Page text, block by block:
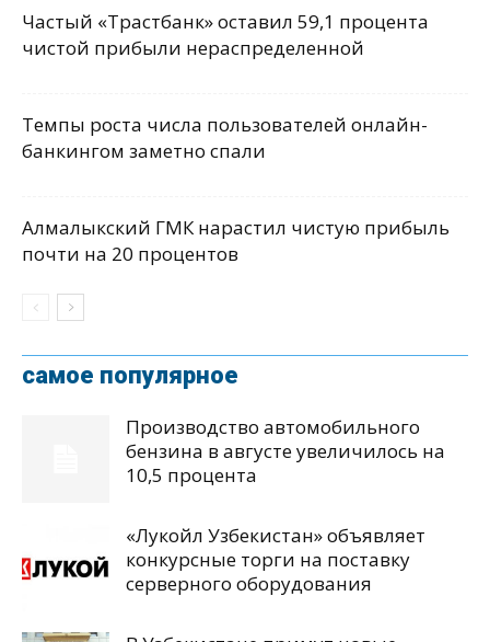
Частый «Трастбанк» оставил 59,1 процента
чистой прибыли нераспределенной
Темпы роста числа пользователей онлайн-
банкингом заметно спали
Алмалыкский ГМК нарастил чистую прибыль
почти на 20 процентов
самое популярное
Производство автомобильного
бензина в августе увеличилось на
10,5 процента
«Лукойл Узбекистан» объявляет
конкурсные торги на поставку
серверного оборудования